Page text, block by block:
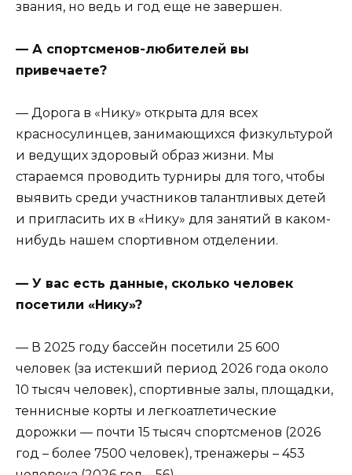
звания, но ведь и год еще не завершен.
— А спортсменов-любителей вы
привечаете?
— Дорога в «Нику» открыта для всех
красносулинцев, занимающихся физкультурой
и ведущих здоровый образ жизни. Мы
стараемся проводить турниры для того, чтобы
выявить среди участников талантливых детей
и пригласить их в «Нику» для занятий в каком-
нибудь нашем спортивном отделении.
— У вас есть данные, сколько человек
посетили «Нику»?
— В 2025 году бассейн посетили 25 600
человек (за истекший период 2026 года около
10 тысяч человек), спортивные залы, площадки,
теннисные корты и легкоатлетические
дорожки — почти 15 тысяч спортсменов (2026
год – более 7500 человек), тренажеры – 453